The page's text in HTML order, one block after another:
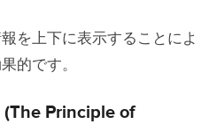
を上下に表示することによ
的です。
Principle of